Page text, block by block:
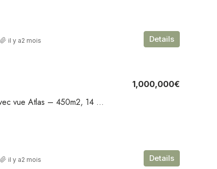
Details
il y a2 mois
Villa maison d’hôtes avec vue Atlas – 450m2, 14 chambres dont suites, piscine, terrasses – Marrakech
1,000,000€
Details
il y a2 mois